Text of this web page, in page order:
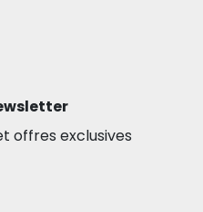
offres exclusives